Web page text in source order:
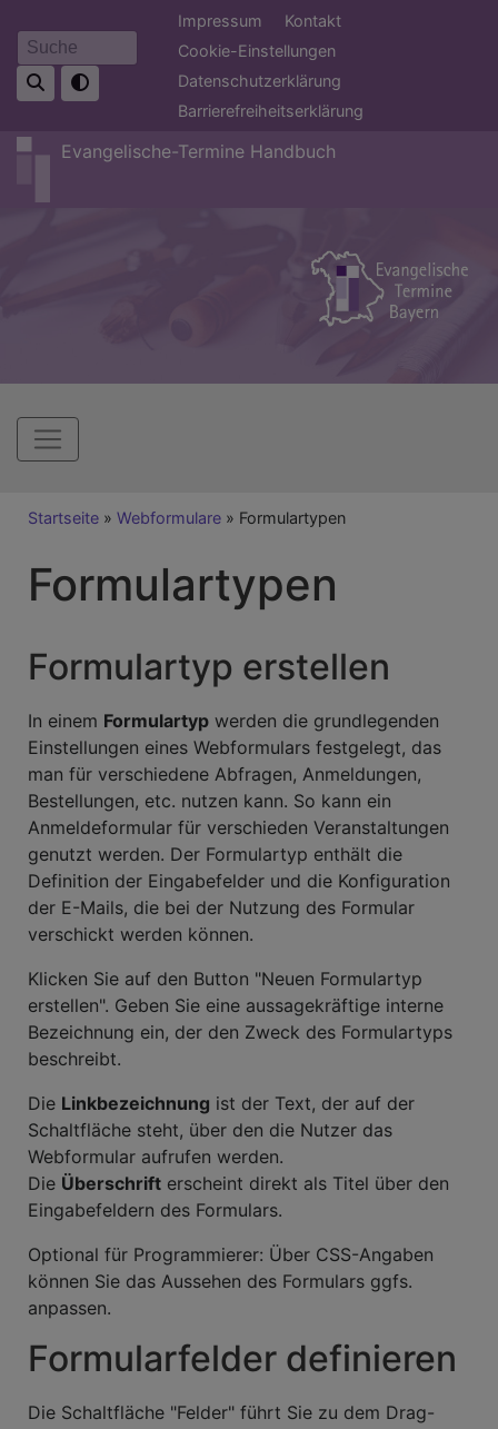
zum
Inhalt
Suche
Fußbereichsmenü
Impressum
Kontakt
Cookie-Einstellungen
Datenschutzerklärung
Barrierefreiheitserklärung
Evangelische-Termine Handbuch
Hauptnavigation
Breadcrumb
Startseite Webformulare Formulartypen
Formulartypen
Formulartyp erstellen
In einem Formulartyp werden die grundlegenden
Einstellungen eines Webformulars festgelegt, das
man für verschiedene Abfragen, Anmeldungen,
Bestellungen, etc. nutzen kann. So kann ein
Anmeldeformular für verschieden Veranstaltungen
genutzt werden. Der Formulartyp enthält die
Definition der Eingabefelder und die Konfiguration
der E-Mails, die bei der Nutzung des Formular
verschickt werden können.
Klicken Sie auf den Button "Neuen Formulartyp
erstellen". Geben Sie eine aussagekräftige interne
Bezeichnung ein, der den Zweck des Formulartyps
beschreibt.
Die Linkbezeichnung ist der Text, der auf der
Schaltfläche steht, über den die Nutzer das
Webformular aufrufen werden.
Die Überschrift erscheint direkt als Titel über den
Eingabefeldern des Formulars.
Optional für Programmierer: Über CSS-Angaben
können Sie das Aussehen des Formulars ggfs.
anpassen.
Formularfelder definieren
Die Schaltfläche "Felder" führt Sie zu dem Drag-